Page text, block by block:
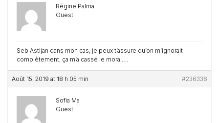
Régine Palma
Guest
Seb Astijan dans mon cas, je peux t’assure qu’on m’ignorait
complètement, ça m’a cassé le moral….
Août 15, 2019 at 18 h 05 min #236336
Sofia Ma
Guest